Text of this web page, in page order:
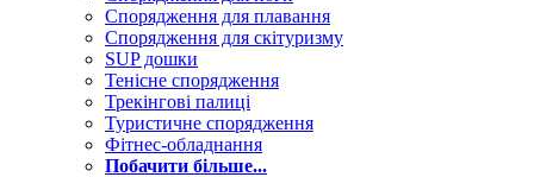
Спорядження для плавання
Спорядження для скітуризму
SUP дошки
Тенісне спорядження
Трекінгові палиці
Туристичне спорядження
Фітнес-обладнання
Побачити більше...